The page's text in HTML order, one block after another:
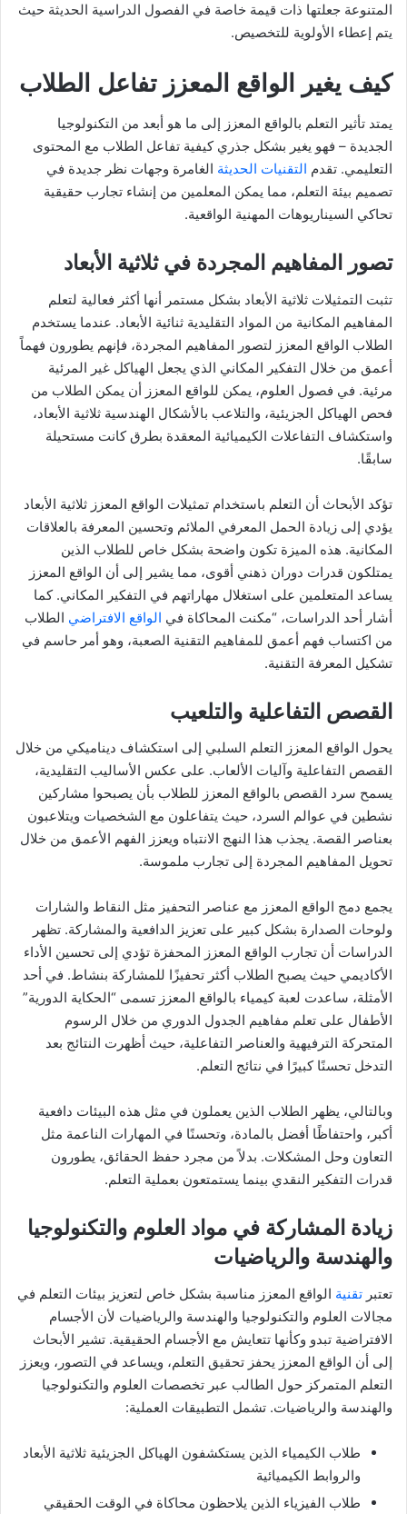
المتنوعة جعلتها ذات قيمة خاصة في الفصول الدراسية الحديثة حيث
يتم إعطاء الأولوية للتخصيص.
كيف يغير الواقع المعزز تفاعل الطلاب
يمتد تأثير التعلم بالواقع المعزز إلى ما هو أبعد من التكنولوجيا
الجديدة – فهو يغير بشكل جذري كيفية تفاعل الطلاب مع المحتوى
التعليمي. تقدم التقنيات الحديثة الغامرة وجهات نظر جديدة في
تصميم بيئة التعلم، مما يمكن المعلمين من إنشاء تجارب حقيقية
تحاكي السيناريوهات المهنية الواقعية.
تصور المفاهيم المجردة في ثلاثية الأبعاد
تثبت التمثيلات ثلاثية الأبعاد بشكل مستمر أنها أكثر فعالية لتعلم
المفاهيم المكانية من المواد التقليدية ثنائية الأبعاد. عندما يستخدم
الطلاب الواقع المعزز لتصور المفاهيم المجردة، فإنهم يطورون فهماً
أعمق من خلال التفكير المكاني الذي يجعل الهياكل غير المرئية
مرئية. في فصول العلوم، يمكن للواقع المعزز أن يمكن الطلاب من
فحص الهياكل الجزيئية، والتلاعب بالأشكال الهندسية ثلاثية الأبعاد،
واستكشاف التفاعلات الكيميائية المعقدة بطرق كانت مستحيلة
سابقًا.
تؤكد الأبحاث أن التعلم باستخدام تمثيلات الواقع المعزز ثلاثية الأبعاد
يؤدي إلى زيادة الحمل المعرفي الملائم وتحسين المعرفة بالعلاقات
المكانية. هذه الميزة تكون واضحة بشكل خاص للطلاب الذين
يمتلكون قدرات دوران ذهني أقوى، مما يشير إلى أن الواقع المعزز
يساعد المتعلمين على استغلال مهاراتهم في التفكير المكاني. كما
أشار أحد الدراسات، “مكنت المحاكاة في الواقع الافتراضي الطلاب
من اكتساب فهم أعمق للمفاهيم التقنية الصعبة، وهو أمر حاسم في
تشكيل المعرفة التقنية.
القصص التفاعلية والتلعيب
يحول الواقع المعزز التعلم السلبي إلى استكشاف ديناميكي من خلال
القصص التفاعلية وآليات الألعاب. على عكس الأساليب التقليدية،
يسمح سرد القصص بالواقع المعزز للطلاب بأن يصبحوا مشاركين
نشطين في عوالم السرد، حيث يتفاعلون مع الشخصيات ويتلاعبون
بعناصر القصة. يجذب هذا النهج الانتباه ويعزز الفهم الأعمق من خلال
تحويل المفاهيم المجردة إلى تجارب ملموسة.
يجمع دمج الواقع المعزز مع عناصر التحفيز مثل النقاط والشارات
ولوحات الصدارة بشكل كبير على تعزيز الدافعية والمشاركة. تظهر
الدراسات أن تجارب الواقع المعزز المحفزة تؤدي إلى تحسين الأداء
الأكاديمي حيث يصبح الطلاب أكثر تحفيزًا للمشاركة بنشاط. في أحد
الأمثلة، ساعدت لعبة كيمياء بالواقع المعزز تسمى “الحكاية الدورية”
الأطفال على تعلم مفاهيم الجدول الدوري من خلال الرسوم
المتحركة الترفيهية والعناصر التفاعلية، حيث أظهرت النتائج بعد
التدخل تحسنًا كبيرًا في نتائج التعلم.
وبالتالي، يظهر الطلاب الذين يعملون في مثل هذه البيئات دافعية
أكبر، واحتفاظًا أفضل بالمادة، وتحسنًا في المهارات الناعمة مثل
التعاون وحل المشكلات. بدلاً من مجرد حفظ الحقائق، يطورون
قدرات التفكير النقدي بينما يستمتعون بعملية التعلم.
زيادة المشاركة في مواد العلوم والتكنولوجيا
والهندسة والرياضيات
تعتبر تقنية الواقع المعزز مناسبة بشكل خاص لتعزيز بيئات التعلم في
مجالات العلوم والتكنولوجيا والهندسة والرياضيات لأن الأجسام
الافتراضية تبدو وكأنها تتعايش مع الأجسام الحقيقية. تشير الأبحاث
إلى أن الواقع المعزز يحفز تحقيق التعلم، ويساعد في التصور، ويعزز
التعلم المتمركز حول الطالب عبر تخصصات العلوم والتكنولوجيا
والهندسة والرياضيات. تشمل التطبيقات العملية:
طلاب الكيمياء الذين يستكشفون الهياكل الجزيئية ثلاثية الأبعاد
والروابط الكيميائية
طلاب الفيزياء الذين يلاحظون محاكاة في الوقت الحقيقي